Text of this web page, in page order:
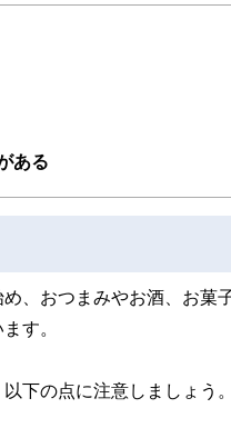
住宅ローンアドバイザー、DCプラン
有資格者を執筆者・監修者として迎
ある
、おつまみやお酒、お菓
す。
下の点に注意しましょう。